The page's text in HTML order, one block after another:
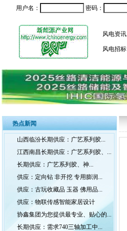
用户名： 密码：
风电资讯
风电招标
热点新闻
山西临汾长期供应：广艺系列胶...
江西南昌长期供应：广艺系列胶、...
长期供应：广艺系列胶、神...
供应：定向钻 非开挖 专用膨润...
供应：古玩收藏品 玉器 佛用品...
供应：物联传感智能家居设计
协鑫集团为您提供最专业、贴心的...
长期供应：需求740三轴加工中...